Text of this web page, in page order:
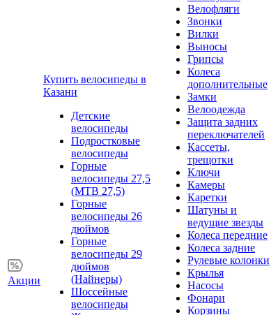
Акции
Купить велосипеды в
Казани
Детские
велосипеды
Подростковые
велосипеды
Горные
велосипеды 27,5
(MTB 27,5)
Горные
велосипеды 26
дюймов
Горные
велосипеды 29
дюймов
(Найнеры)
Шоссейные
велосипеды
Велофляги
Звонки
Вилки
Выносы
Грипсы
Колеса
дополнительные
Замки
Велоодежда
Защита задних
переключателей
Кассеты,
трещотки
Ключи
Камеры
Каретки
Шатуны и
ведущие звезды
Колеса передние
Колеса задние
Рулевые колонки
Крылья
Насосы
Фонари
Корзины